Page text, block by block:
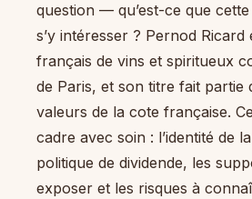
question — qu’est-ce que
s’y intéresser ? Pernod
français de vins et spiritueux
de Paris, et son titre fait partie
valeurs de la cote française.
cadre avec soin : l’identité de
politique de dividende, les
exposer et les risques à